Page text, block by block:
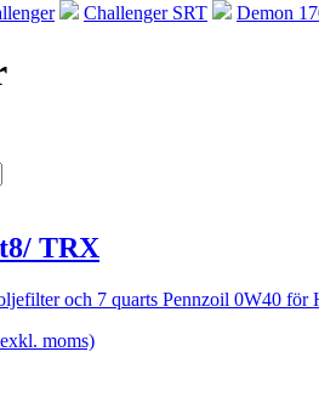
Challenger SRT Demon
TRX
och 7 quarts Pennzoil 0W40 för
exkl. moms)